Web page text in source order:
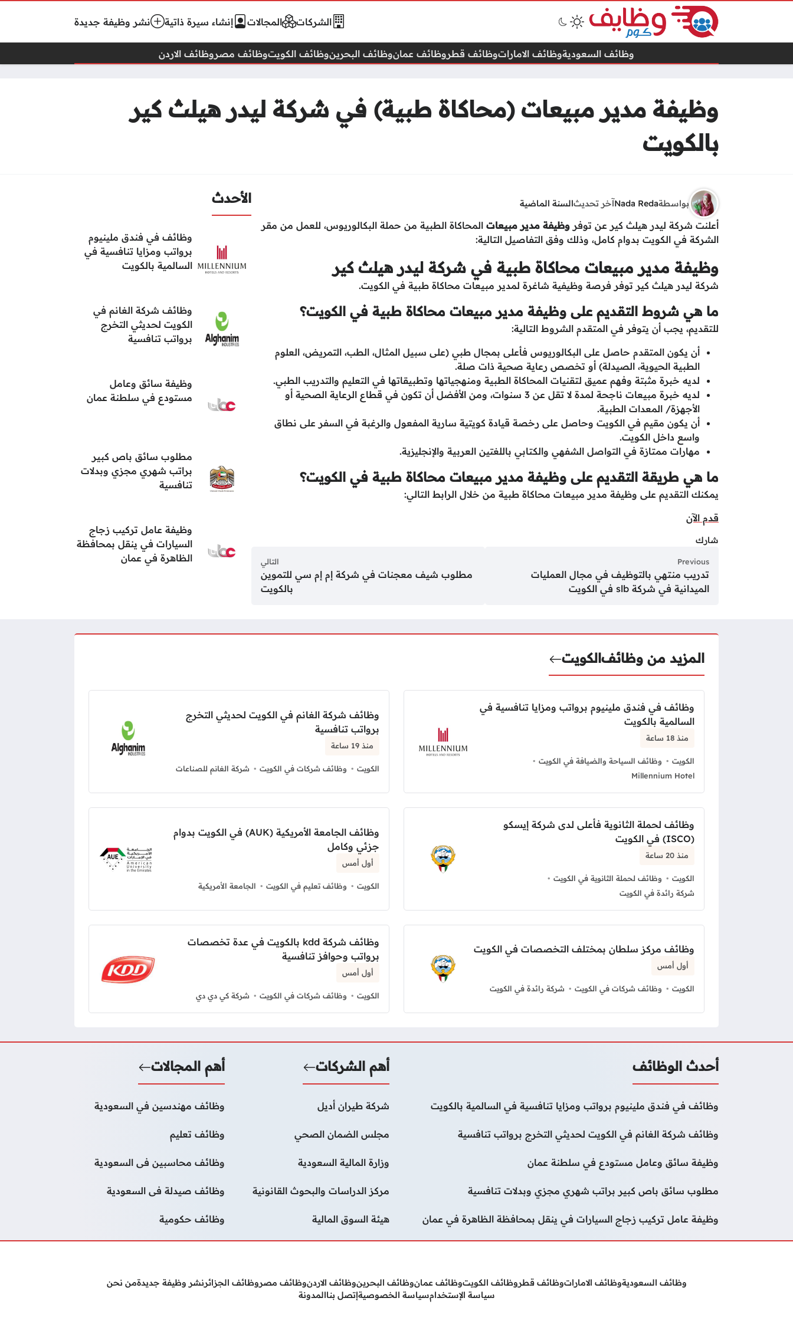
الشركات المجالات إنشاء سيرة ذاتية نشر وظيفة جديدة
وظائف السعوديةوظائف الاماراتوظائف قطروظائف عمانوظائف البحرينوظائف الكويتوظائف مصروظائف الاردن
وظيفة مدير مبيعات (محاكاة طبية) في شركة ليدر هيلث كير
بالكويت
الأحدث
وظائف في فندق ملينيوم
برواتب ومزايا تنافسية في
السالمية بالكويت
وظائف شركة الغانم في
الكويت لحديثي التخرج
برواتب تنافسية
وظيفة سائق وعامل
مستودع في سلطنة عمان
مطلوب سائق باص كبير
براتب شهري مجزي وبدلات
تنافسية
وظيفة عامل تركيب زجاج
السيارات في ينقل بمحافظة
الظاهرة في عمان
بواسطةNada Redaآخر تحديثالسنة الماضية
أعلنت شركة ليدر هيلث كير عن توفر وظيفة مدير مبيعات المحاكاة الطبية من حملة البكالوريوس، للعمل من مقر
الشركة في الكويت بدوام كامل، وذلك وفق التفاصيل التالية:
وظيفة مدير مبيعات محاكاة طبية في شركة ليدر هيلث كير
شركة ليدر هيلث كير توفر فرصة وظيفية شاغرة لمدير مبيعات محاكاة طبية في الكويت.
ما هي شروط التقديم على وظيفة مدير مبيعات محاكاة طبية في الكويت؟
للتقديم، يجب أن يتوفر في المتقدم الشروط التالية:
أن يكون المتقدم حاصل على البكالوريوس فأعلى بمجال طبي (على سبيل المثال، الطب، التمريض، العلوم
الطبية الحيوية، الصيدلة) أو تخصص رعاية صحية ذات صلة.
لديه خبرة مثبتة وفهم عميق لتقنيات المحاكاة الطبية ومنهجياتها وتطبيقاتها في التعليم والتدريب الطبي.
لديه خبرة مبيعات ناجحة لمدة لا تقل عن 3 سنوات، ومن الأفضل أن تكون في قطاع الرعاية الصحية أو
الأجهزة/ المعدات الطبية.
أن يكون مقيم في الكويت وحاصل على رخصة قيادة كويتية سارية المفعول والرغبة في السفر على نطاق
واسع داخل الكويت.
مهارات ممتازة في التواصل الشفهي والكتابي باللغتين العربية والإنجليزية.
ما هي طريقة التقديم على وظيفة مدير مبيعات محاكاة طبية في الكويت؟
يمكنك التقديم على وظيفة مدير مبيعات محاكاة طبية من خلال الرابط التالي:
قدم الآن
شارك
Previous
تدريب منتهي بالتوظيف في مجال العمليات
الميدانية في شركة slb في الكويت
التالي
مطلوب شيف معجنات في شركة إم إم سي للتموين
بالكويت
المزيد من وظائفالكويت
وظائف في فندق ملينيوم برواتب ومزايا تنافسية في
السالمية بالكويت
منذ 18 ساعة
الكويت
وظائف السياحة والضيافة في الكويت
Millennium Hotel
وظائف شركة الغانم في الكويت لحديثي التخرج
برواتب تنافسية
منذ 19 ساعة
الكويت وظائف شركات في الكويت شركة الغانم للصناعات
وظائف لحملة الثانوية فأعلى لدى شركة إيسكو
(ISCO) في الكويت
منذ 20 ساعة
الكويت
وظائف لحملة الثانوية في الكويت
شركة رائدة في الكويت
وظائف الجامعة الأمريكية (AUK) في الكويت بدوام
جزئي وكامل
أول أمس
الكويت وظائف تعليم في الكويت الجامعة الأمريكية
وظائف مركز سلطان بمختلف التخصصات في الكويت
أول أمس
الكويت وظائف شركات في الكويت شركة رائدة في الكويت
وظائف شركة kdd بالكويت في عدة تخصصات
برواتب وحوافز تنافسية
أول أمس
الكويت وظائف شركات في الكويت شركة كي دي دي
أحدث الوظائف
وظائف في فندق ملينيوم برواتب ومزايا تنافسية في السالمية بالكويت
وظائف شركة الغانم في الكويت لحديثي التخرج برواتب تنافسية
وظيفة سائق وعامل مستودع في سلطنة عمان
مطلوب سائق باص كبير براتب شهري مجزي وبدلات تنافسية
وظيفة عامل تركيب زجاج السيارات في ينقل بمحافظة الظاهرة في عمان
أهم الشركات
شركة طيران أديل
مجلس الضمان الصحي
وزارة المالية السعودية
مركز الدراسات والبحوث القانونية
هيئة السوق المالية
أهم المجالات
وظائف مهندسين في السعودية
وظائف تعليم
وظائف محاسبين فى السعودية
وظائف صيدلة فى السعودية
وظائف حكومية
وظائف السعوديةوظائف الاماراتوظائف قطروظائف الكويتوظائف عمانوظائف البحرينوظائف الاردنوظائف مصروظائف الجزائرنشر وظيفة جديدةمن نحن
سياسة الإستخدامسياسة الخصوصيةإتصل بناالمدونة